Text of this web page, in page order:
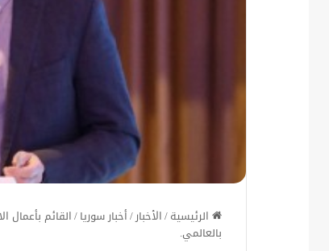
الرئيسية/الأخبار/أخبار سوريا/القائم بأعمال
بالعالمي.